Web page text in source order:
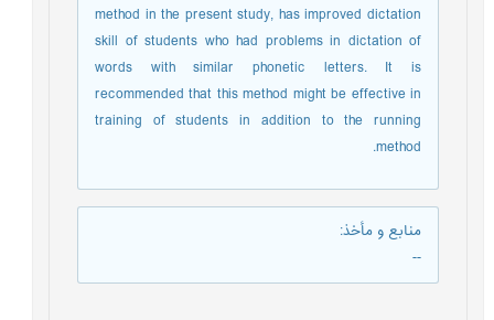
method in the present study, has improved dictation
skill of students who had problems in dictation of
words with similar phonetic letters. It is
recommended that this method might be effective in
training of students in addition to the running
method.
منابع و مأخذ:
--